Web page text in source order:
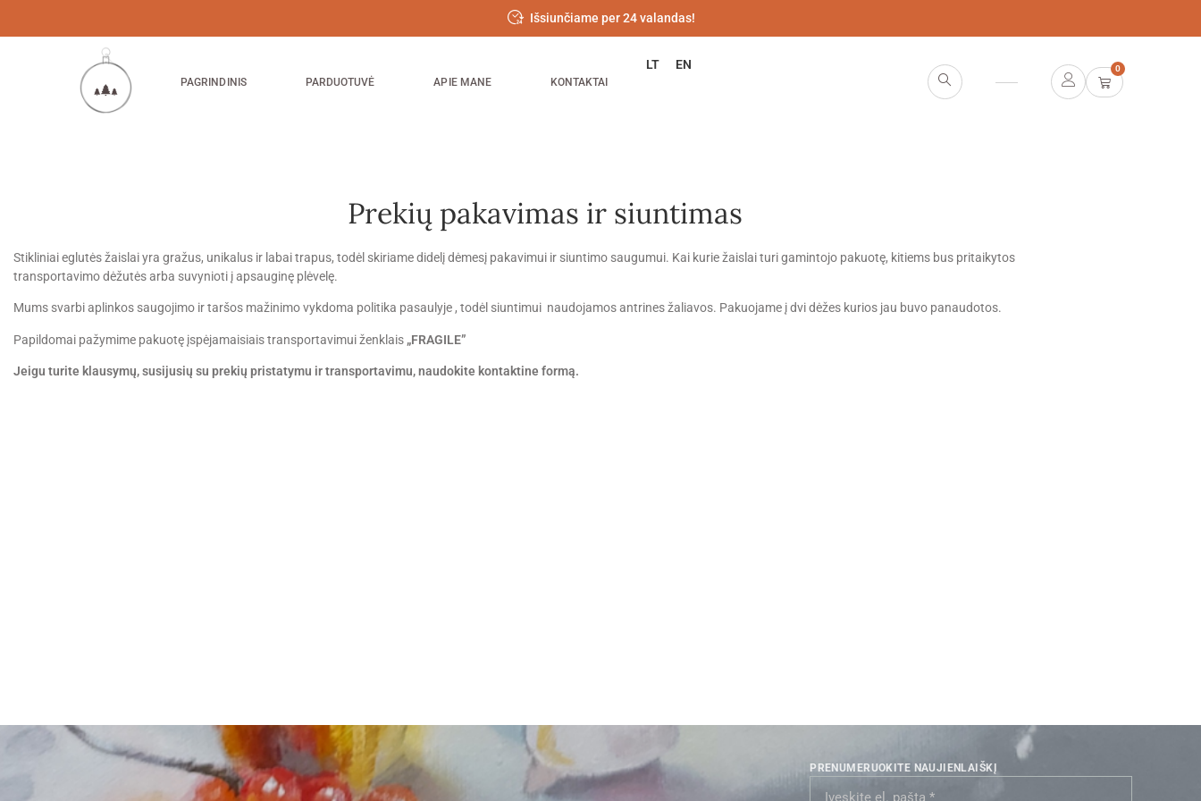
Išsiunčiame per 24 valandas!
PAGRINDINIS PARDUOTUVĖ APIE MANE KONTAKTAI
LT EN 0
Prekių pakavimas ir siuntimas
Stikliniai eglutės žaislai yra gražus, unikalus ir labai trapus, todėl skiriame didelį dėmesį pakavimui ir siuntimo saugumui. Kai kurie žaislai turi gamintojo pakuotę, kitiems bus pritaikytos
transportavimo dėžutės arba suvynioti į apsauginę plėvelę.
Mums svarbi aplinkos saugojimo ir taršos mažinimo vykdoma politika pasaulyje , todėl siuntimui naudojamos antrines žaliavos. Pakuojame į dvi dėžes kurios jau buvo panaudotos.
Papildomai pažymime pakuotę įspėjamaisiais transportavimui ženklais „FRAGILE”
Jeigu turite klausymų, susijusių su prekių pristatymu ir transportavimu, naudokite kontaktine formą.
PRENUMERUOKITE NAUJIENLAIŠKĮ